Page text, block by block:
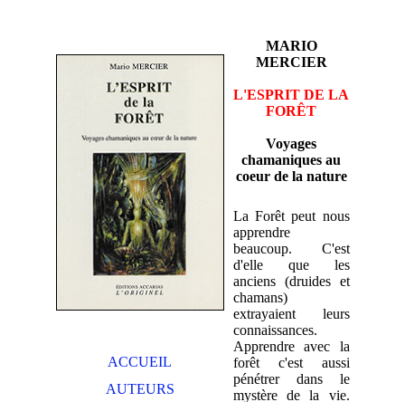
ACCUEIL
AUTEURS
MARIO
MERCIER
L'ESPRIT DE LA
FORÊT
Voyages
chamaniques au
coeur de la nature
La Forêt peut nous
apprendre
beaucoup. C'est
d'elle que les
anciens (druides et
chamans)
extrayaient leurs
connaissances.
Apprendre avec la
forêt c'est aussi
pénétrer dans le
mystère de la vie.